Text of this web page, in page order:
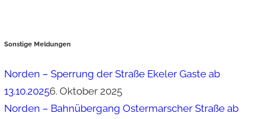
Sonstige Meldungen
Norden – Sperrung der Straße Ekeler Gaste ab
13.10.20256. Oktober 2025
Norden – Bahnübergang Ostermarscher Straße ab